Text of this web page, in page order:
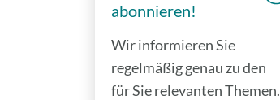
abonnieren!
Wir informieren Sie
regelmäßig genau zu den
für Sie relevanten Themen.